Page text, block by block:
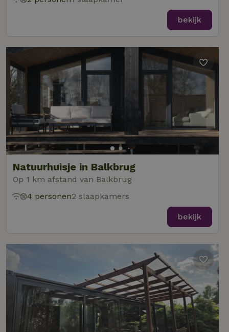
bekijk
Natuurhuisje in Balkbrug
Op 1 km afstand van Balkbrug
4 personen2 slaapkamers
bekijk